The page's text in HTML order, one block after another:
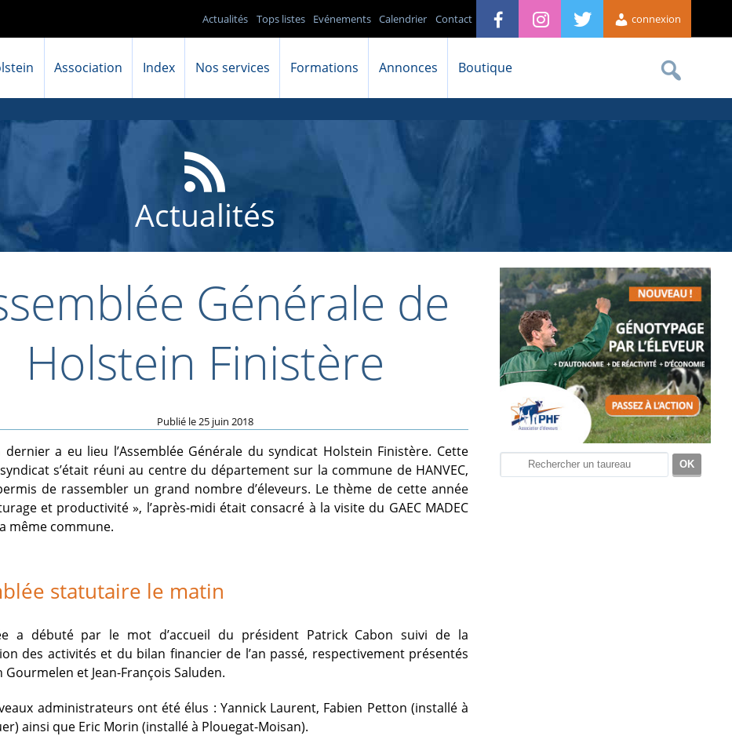
connexion
Contact
Calendrier
Evénements
Tops listes
Actualités
Association Index Nos services Formations Annonces Boutique
Actualités
Générale de
Holstein Finistère
Publié le25 juin 2018
dernier a eu lieu l’Assemblée Générale du syndicat Holstein Finistère. Cette
s’était réuni au centre du département sur la commune de HANVEC,
de rassembler un grand nombre d’éleveurs. Le thème de cette année
et productivité », l’après-midi était consacré à la visite du GAEC MADEC
même commune.
statutaire le matin
a débuté par le mot d’accueil du président Patrick Cabon suivi de la
des activités et du bilan financier de l’an passé, respectivement présentés
Gourmelen et Jean-François Saluden.
administrateurs ont été élus : Yannick Laurent, Fabien Petton (installé à
ainsi que Eric Morin (installé à Plouegat-Moisan).